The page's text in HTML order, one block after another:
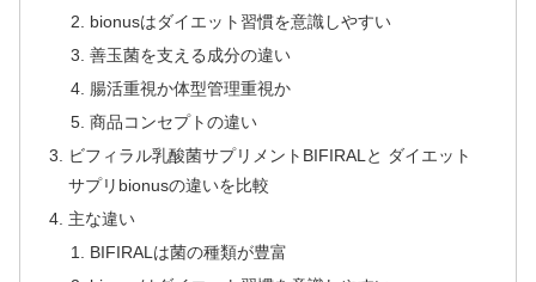
bionusはダイエット習慣を意識しやすい
善玉菌を支える成分の違い
腸活重視か体型管理重視か
商品コンセプトの違い
ビフィラル乳酸菌サプリメントBIFIRALと ダイエット
サプリbionusの違いを比較
主な違い
BIFIRALは菌の種類が豊富